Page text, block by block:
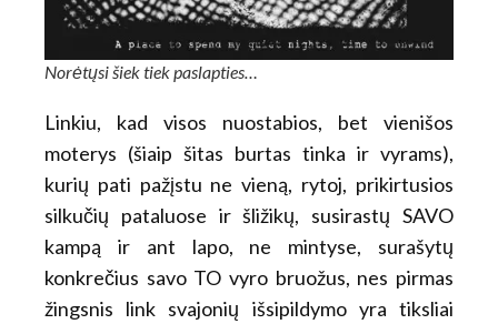
Norėtųsi šiek tiek paslapties…
Linkiu, kad visos nuostabios, bet vienišos
moterys (šiaip šitas burtas tinka ir vyrams),
kurių pati pažįstu ne vieną, rytoj, prikirtusios
silkučių pataluose ir šližikų, susirastų SAVO
kampą ir ant lapo, ne mintyse, surašytų
konkrečius savo TO vyro bruožus, nes pirmas
žingsnis link svajonių išsipildymo yra tiksliai